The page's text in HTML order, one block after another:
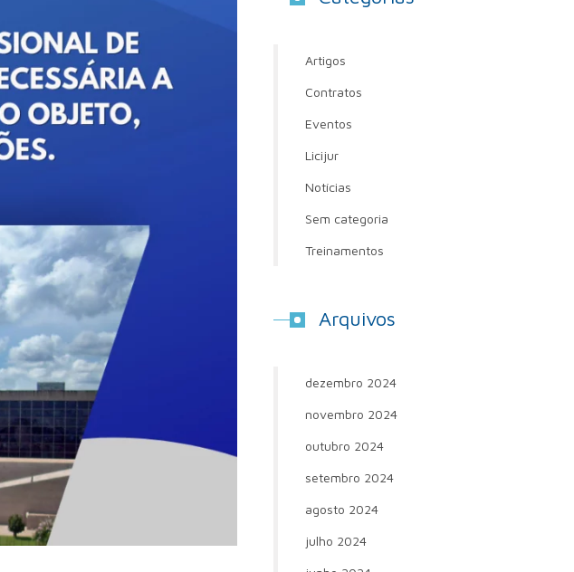
Artigos
Contratos
Eventos
Licijur
Notícias
Sem categoria
Treinamentos
Arquivos
dezembro 2024
novembro 2024
outubro 2024
setembro 2024
agosto 2024
julho 2024